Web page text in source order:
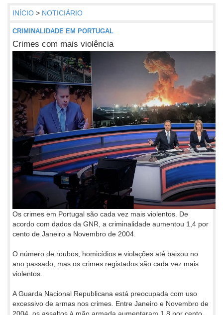
INÍCIO > NOTICIÁRIO
CRIMINALIDADE EM PORTUGAL
Crimes com mais violência
Os crimes em Portugal são cada vez mais violentos. De
acordo com dados da GNR, a criminalidade aumentou 1,4 por
cento de Janeiro a Novembro de 2004.
O número de roubos, homicídios e violações até baixou no
ano passado, mas os crimes registados são cada vez mais
violentos.
A Guarda Nacional Republicana está preocupada com uso
excessivo de armas nos crimes. Entre Janeiro e Novembro de
2004, os assaltos à mão armada aumentaram 1,8 por cento.